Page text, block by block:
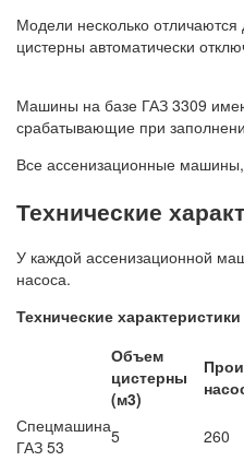
Модели несколько
цистерны автоматически
Машины на базе ГАЗ 3309
срабатывающие при
Все ассенизационные
Технические
У каждой ассенизационной
насоса.
Технические
Объем
цистерны
(м3)
Спецмашина
ГАЗ 53
5 260